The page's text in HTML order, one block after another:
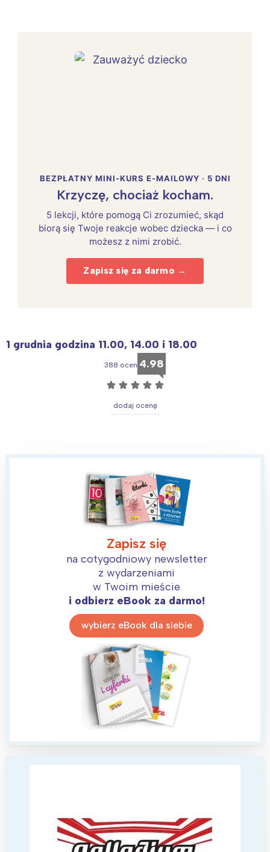
BEZPŁATNY MINI-KURS E-MAILOWY · 5 DNI
Krzyczę, chociaż kocham.
5 lekcji, które pomogą Ci zrozumieć, skąd
biorą się Twoje reakcje wobec dziecka — i co
możesz z nimi zrobić.
Zapisz się za darmo →
1 grudnia godzina 11.00, 14.00 i 18.00
388 ocen 4.98
☆ ☆ ☆ ☆ ☆
dodaj ocenę
Zapisz się
na cotygodniowy newsletter
z wydarzeniami
w Twoim mieście
i odbierz eBook za darmo!
wybierz eBook dla siebie